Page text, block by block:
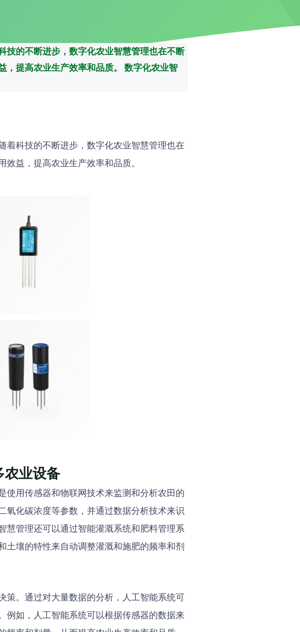
技的不断进步，数字化农业智慧管理也在不断
，提高农业生产效率和品质。 数字化农业智
着科技的不断进步，数字化农业智慧管理也在
益，提高农业生产效率和品质。
农业设备
使用传感器和物联网技术来监测和分析农田的
氧化碳浓度等参数，并通过数据分析技术来识
慧管理还可以通过智能灌溉系统和肥料管理系
壤的特性来自动调整灌溉和施肥的频率和剂
策。通过对大量数据的分析，人工智能系统可
例如，人工智能系统可以根据传感器的数据来